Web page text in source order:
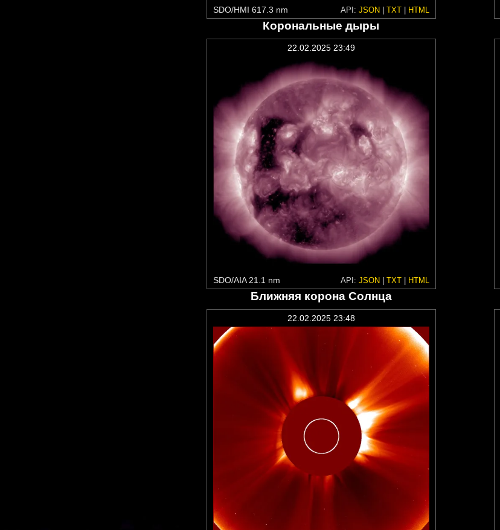
SDO/HMI 617.3 nm API: JSON TXT| HTML
Корональные дыры
22.02.2025 23:49
SDO/AIA 21.1 nm API: JSON TXT| HTML
Ближняя корона Солнца
22.02.2025 23:48